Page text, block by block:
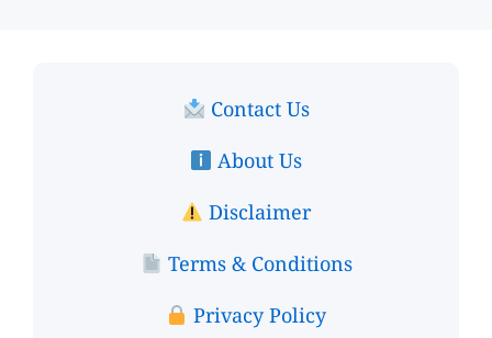
Contact Us
About Us
Disclaimer
Terms & Conditions
Privacy Policy